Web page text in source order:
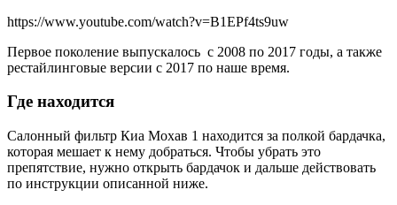
https://www.youtube.com/watch?v=B1EPf4ts9uw
Первое поколение выпускалось с 2008 по 2017 годы, а также
рестайлинговые версии с 2017 по наше время.
Где находится
Салонный фильтр Киа Мохав 1 находится за полкой бардачка,
которая мешает к нему добраться. Чтобы убрать это
препятствие, нужно открыть бардачок и дальше действовать
по инструкции описанной ниже.